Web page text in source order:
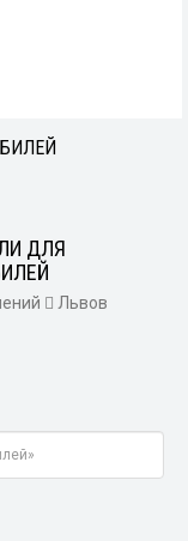
ДЛЯ
Львов